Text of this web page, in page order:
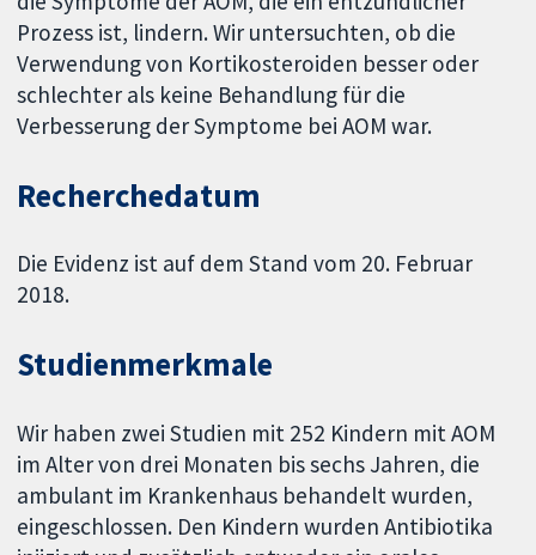
Prozess ist, lindern. Wir untersuchten, ob die
Verwendung von Kortikosteroiden besser oder
schlechter als keine Behandlung für die
Verbesserung der Symptome bei AOM war.
Recherchedatum
Die Evidenz ist auf dem Stand vom 20. Februar
2018.
Studienmerkmale
Wir haben zwei Studien mit 252 Kindern mit AOM
im Alter von drei Monaten bis sechs Jahren, die
ambulant im Krankenhaus behandelt wurden,
eingeschlossen. Den Kindern wurden Antibiotika